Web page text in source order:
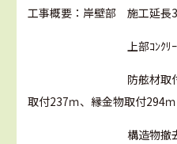
工事概要：岸壁部 施工延長
上部ｺﾝｸﾘｰﾄ235
防舷材取付38基、
取付237ｍ、縁金物取付294ｍ
構造物撤去工1